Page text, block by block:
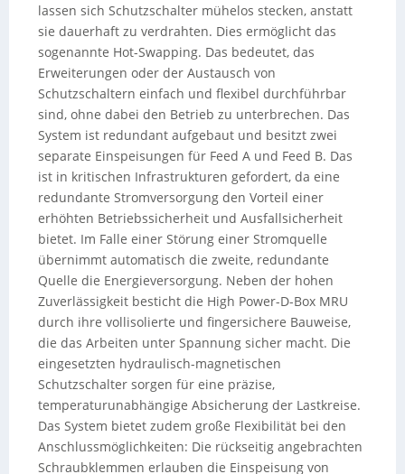
lassen sich Schutzschalter mühelos stecken, anstatt
sie dauerhaft zu verdrahten. Dies ermöglicht das
sogenannte Hot-Swapping. Das bedeutet, das
Erweiterungen oder der Austausch von
Schutzschaltern einfach und flexibel durchführbar
sind, ohne dabei den Betrieb zu unterbrechen. Das
System ist redundant aufgebaut und besitzt zwei
separate Einspeisungen für Feed A und Feed B. Das
ist in kritischen Infrastrukturen gefordert, da eine
redundante Stromversorgung den Vorteil einer
erhöhten Betriebssicherheit und Ausfallsicherheit
bietet. Im Falle einer Störung einer Stromquelle
übernimmt automatisch die zweite, redundante
Quelle die Energieversorgung. Neben der hohen
Zuverlässigkeit besticht die High Power-D-Box MRU
durch ihre vollisolierte und fingersichere Bauweise,
die das Arbeiten unter Spannung sicher macht. Die
eingesetzten hydraulisch-magnetischen
Schutzschalter sorgen für eine präzise,
temperaturunabhängige Absicherung der Lastkreise.
Das System bietet zudem große Flexibilität bei den
Anschlussmöglichkeiten: Die rückseitig angebrachten
Schraubklemmen erlauben die Einspeisung von